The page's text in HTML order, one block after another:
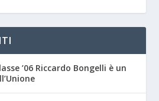
’06 Riccardo Bongelli è un